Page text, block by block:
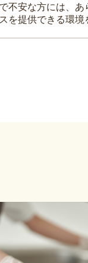
不安な方には、
を提供できる環境